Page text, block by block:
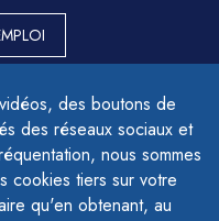
des boutons de
des réseaux sociaux et
nous sommes
cookies tiers sur votre
qu'en obtenant, au
CONFORME
DES DONNÉES